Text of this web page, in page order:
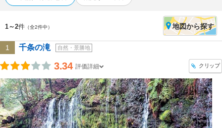
1～2件 （全2件中） 地図から探す
1 千条の滝 自然・景勝地
3.34 評価詳細 クリップ